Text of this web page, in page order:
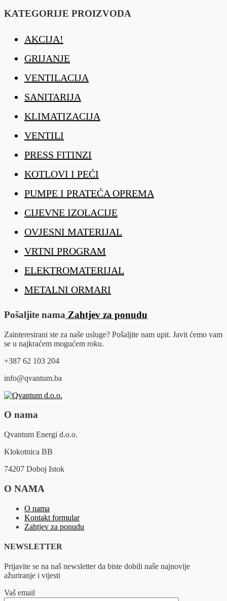
KATEGORIJE PROIZVODA
AKCIJA!
GRIJANJE
VENTILACIJA
SANITARIJA
KLIMATIZACIJA
VENTILI
PRESS FITINZI
KOTLOVI I PEĆI
PUMPE I PRATEĆA OPREMA
CIJEVNE IZOLACIJE
OVJESNI MATERIJAL
VRTNI PROGRAM
ELEKTROMATERIJAL
METALNI ORMARI
Pošaljite nama Zahtjev za ponudu
Zainteresirani ste za naše usluge? Pošaljite nam upit. Javit ćemo vam
se u najkraćem mogućem roku.
+387 62 103 204
info@qvantum.ba
O nama
Qvantum Energi d.o.o.
Klokotnica BB
74207 Doboj Istok
O NAMA
O nama
Kontakt formular
Zahtjev za ponudu
NEWSLETTER
Prijavite se na naš newsletter da biste dobili naše najnovije
ažuriranje i vijesti
Vaš email